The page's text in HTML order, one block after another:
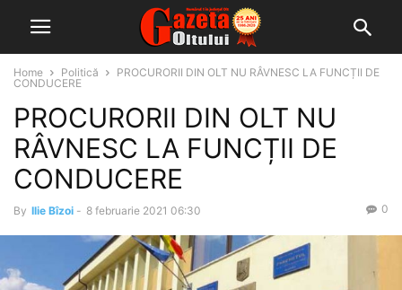
Home Politică
PROCURORII DIN OLT NU RÂVNESC LA FUNCȚII DE
CONDUCERE
PROCURORII DIN OLT NU
RÂVNESC LA FUNCȚII DE
CONDUCERE
By Ilie Bîzoi - 8 februarie 2021 06:30 0